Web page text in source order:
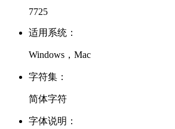
7725
适用系统：
Windows，Mac
字符集：
简体字符
字体说明：